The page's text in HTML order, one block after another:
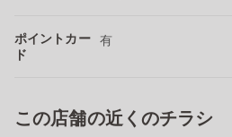
ポイントカー
ド
有
この店舗の近くのチラシ